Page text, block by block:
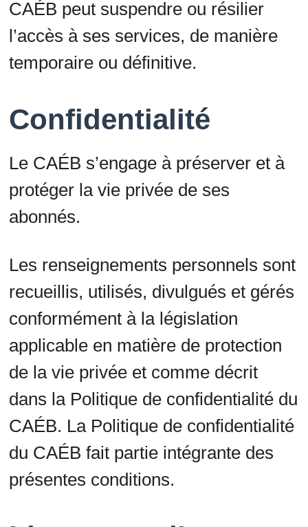
CAÉB peut suspendre ou résilier
l’accès à ses services, de manière
temporaire ou définitive.
Confidentialité
Le CAÉB s’engage à préserver et à
protéger la vie privée de ses
abonnés.
Les renseignements personnels sont
recueillis, utilisés, divulgués et gérés
conformément à la législation
applicable en matière de protection
de la vie privée et comme décrit
dans la Politique de confidentialité du
CAÉB. La Politique de confidentialité
du CAÉB fait partie intégrante des
présentes conditions.